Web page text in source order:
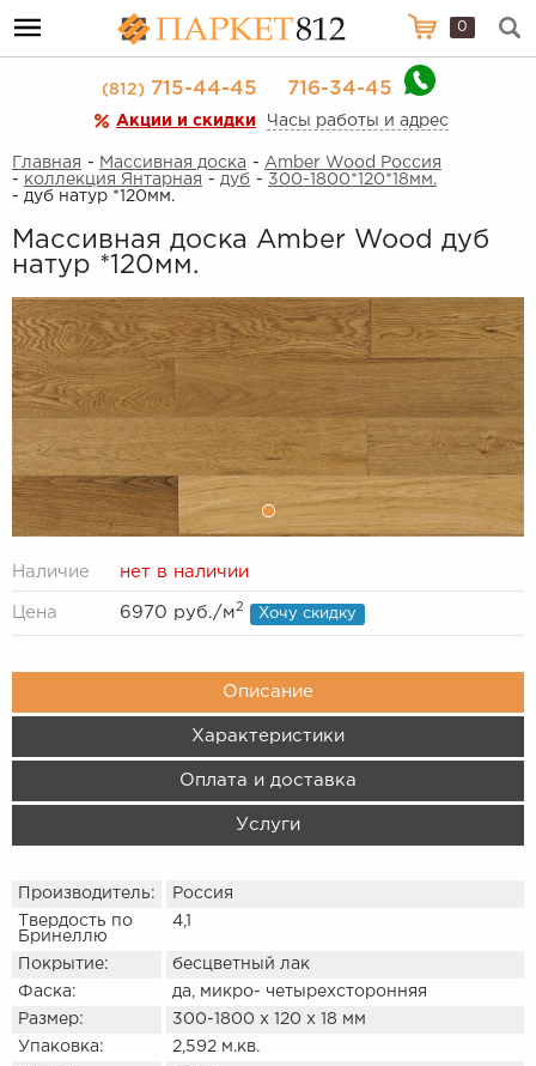
0
(812)715-44-45 716-34-45
Акции и скидки Часы работы и адрес
Главная - Массивная доска - Amber Wood Россия
- коллекция Янтарная - дуб - 300-1800*120*18мм.
- дуб натур *120мм.
Массивная доска Amber Wood дуб
натур *120мм.
Наличие нет в наличии
Цена 6970 руб./м2 Хочу скидку
Описание
Характеристики
Оплата и доставка
Услуги
Производитель:
Россия
Твердость по
Бринеллю
4,1
Покрытие:
бесцветный лак
Фаска:
да, микро- четырехсторонняя
Размер:
300-1800 х 120 х 18 мм
Упаковка:
2,592 м.кв.